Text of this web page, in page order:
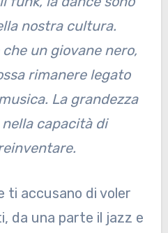
nostra cultura.
un giovane nero,
rimanere legato
La grandezza
capacità di
ti accusano di voler
da una parte il jazz e